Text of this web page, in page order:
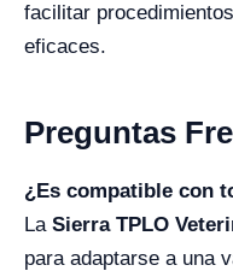
facilitar
eficaces.
Preguntas
¿Es compatible con
La Sierra TPLO
para adaptarse a una